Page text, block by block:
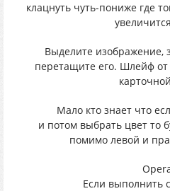
клацнуть чуть-пониже где
Выделите изображение,
перетащите его. Шлейф
Мало кто знает что
и потом выбрать цвет то
помимо левой и
Если выполнить